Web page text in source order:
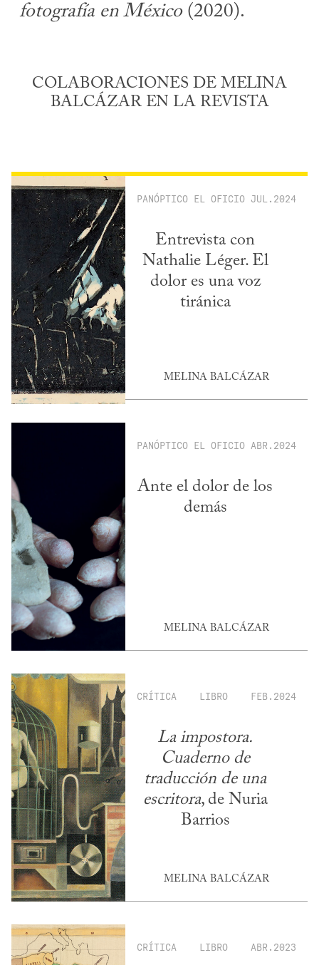
fotografía en México(2020).
COLABORACIONES DE MELINA
BALCÁZAR EN LA REVISTA
PANÓPTICO EL OFICIO JUL.2024
Entrevista con
Nathalie Léger. El
dolor es una voz
tiránica
MELINA BALCÁZAR
PANÓPTICO EL OFICIO ABR.2024
Ante el dolor de los
demás
MELINA BALCÁZAR
CRÍTICA LIBRO FEB.2024
La impostora.
Cuaderno de
traducción de una
escritora, de Nuria
Barrios
MELINA BALCÁZAR
CRÍTICA LIBRO ABR.2023